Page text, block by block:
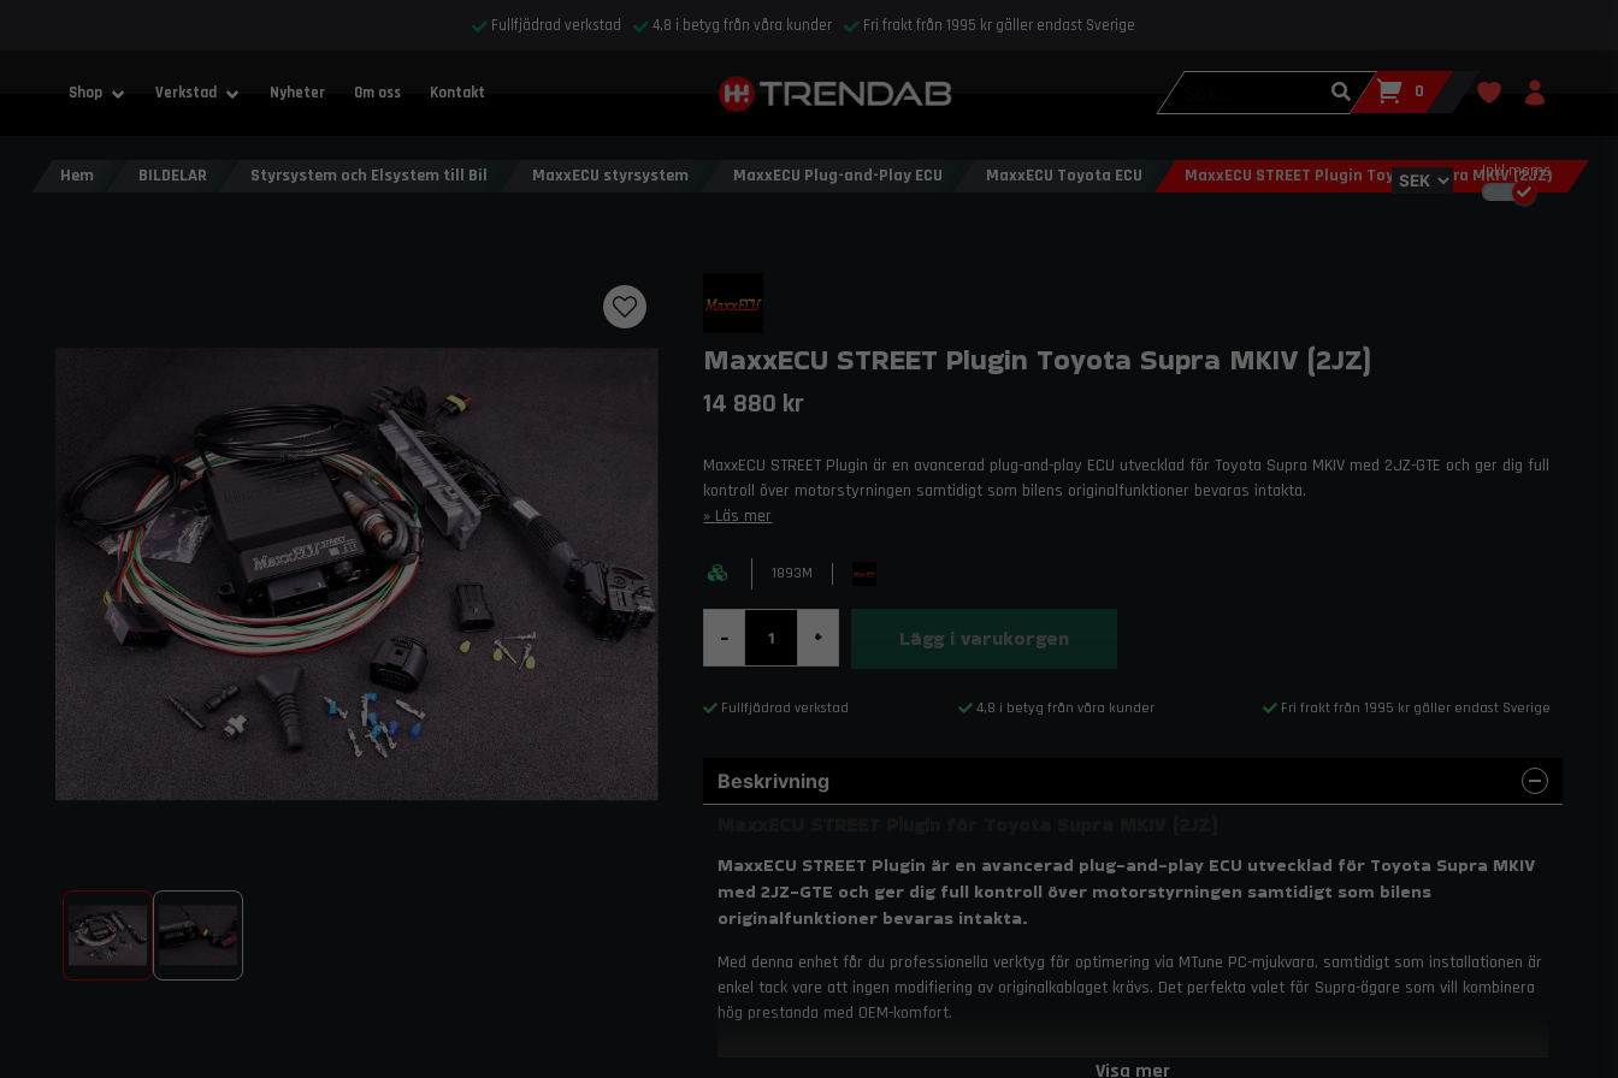
Fullfjädrad verkstad 4,8 i betyg från våra kunder Fri frakt från 1995 kr gäller endast Sverige
Inkl.moms
Shop Verkstad Nyheter Om oss Kontakt 0
Hem BILDELAR Styrsystem och Elsystem till Bil MaxxECU styrsystem MaxxECU Plug-and-Play ECU MaxxECU Toyota ECU MaxxECU STREET Plugin Toyota Supra MKIV (2JZ)
MaxxECU STREET Plugin Toyota Supra MKIV (2JZ)
14 880 kr
MaxxECU STREET Plugin är en avancerad plug-and-play ECU utvecklad för Toyota Supra MKIV med 2JZ-GTE och ger dig full
kontroll över motorstyrningen samtidigt som bilens originalfunktioner bevaras intakta.
Läs mer
1893M
- + Lägg i varukorgen
Fullfjädrad verkstad 4,8 i betyg från våra kunder Fri frakt från 1995 kr gäller endast Sverige
Beskrivning
MaxxECU STREET Plugin är en avancerad plug-and-play ECU utvecklad för Toyota Supra MKIV
med 2JZ-GTE och ger dig full kontroll över motorstyrningen samtidigt som bilens
originalfunktioner bevaras intakta.
Med denna enhet får du professionella verktyg för optimering via MTune PC-mjukvara, samtidigt som installationen är
enkel tack vare att ingen modifiering av originalkablaget krävs. Det perfekta valet för Supra-ägare som vill kombinera
hög prestanda med OEM-komfort.
Visa mer